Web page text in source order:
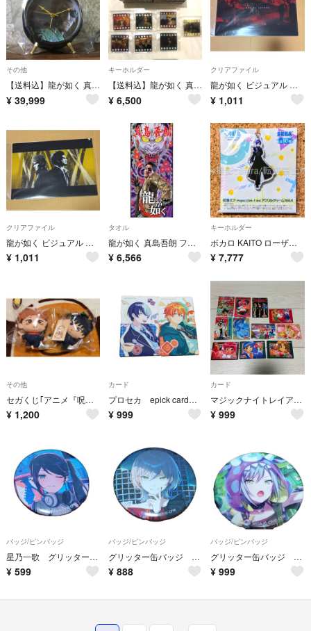
その他
【送料込】龍が如く 真島吾朗 覚醒ボイス付き 目覚まし時計 セガラッキーくじ
¥ 39,999
キーホルダー
【送料込】龍が如く 真島吾朗 セガラッキーくじ D賞 全7種 コンプリート
¥ 6,500
クリアファイル
龍が如く ビジュアル クリアファイル C
¥ 1,011
クリアファイル
龍が如く ビジュアル クリアファイル B
¥ 1,011
タオル
龍が如く 真島吾朗 フェイスタオル
¥ 6,566
キーホルダー
ボカロ KAITO ローザ・ブルー アクリルチャーム Project DIVA
¥ 7,777
その他
セガくじ｢アニメ『呪術廻戦』5周年 SPECIAL DAY！｣H賞虎杖&伏黒
¥ 1,200
カード
プロセカ epick card BIRTHDAY 東雲彰人 青柳冬弥 セット
¥ 999
カード
マジックナイトレイアース 魔法騎士レイアース カード11枚まとめて
¥ 999
バッジ/ピンバッジ
星乃一歌 グリッター缶バッジ
¥ 599
バッジ/ピンバッジ
グリッター缶バッジ 日野森志歩
¥ 888
バッジ/ピンバッジ
グリッター缶バッジ 6B 日野森志歩
¥ 999